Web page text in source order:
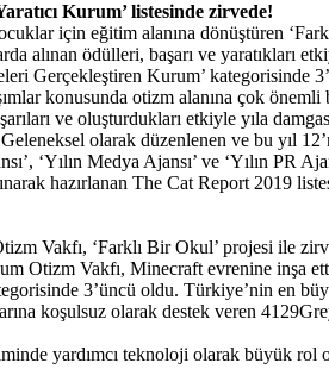
Kurum’ listesinde zirvede!
için eğitim alanına dönüştüren
alınan ödülleri, başarı ve
Gerçekleştiren Kurum’ kategorisinde
konusunda otizm alanına çok önemli
ve oluşturdukları etkiyle yıla
olarak düzenlenen ve bu yıl
‘Yılın Medya Ajansı’ ve ‘Yılın
hazırlanan The Cat Report
Vakfı, ‘Farklı Bir Okul’ projesi ile
Otizm Vakfı, Minecraft evrenine inşa
3’üncü oldu. Türkiye’nin en
koşulsuz olarak destek veren
yardımcı teknoloji olarak büyük rol